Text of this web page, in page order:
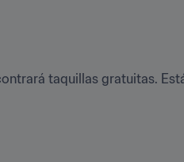
taquillas gratuitas.